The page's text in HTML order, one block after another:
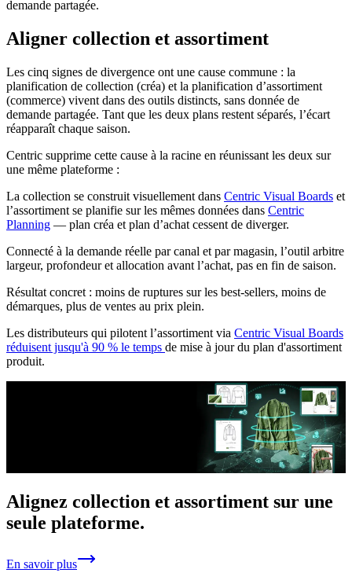
demande partagée.
Aligner collection et assortiment
Les cinq signes de divergence ont une cause commune : la
planification de collection (créa) et la planification d’assortiment
(commerce) vivent dans des outils distincts, sans donnée de
demande partagée. Tant que les deux plans restent séparés, l’écart
réapparaît chaque saison.
Centric supprime cette cause à la racine en réunissant les deux sur
une même plateforme :
La collection se construit visuellement dans Centric Visual Boards et
l’assortiment se planifie sur les mêmes données dans Centric
Planning — plan créa et plan d’achat cessent de diverger.
Connecté à la demande réelle par canal et par magasin, l’outil arbitre
largeur, profondeur et allocation avant l’achat, pas en fin de saison.
Résultat concret : moins de ruptures sur les best-sellers, moins de
démarques, plus de ventes au prix plein.
Les distributeurs qui pilotent l’assortiment via Centric Visual Boards
réduisent jusqu'à 90 % le temps de mise à jour du plan d'assortiment
produit.
Alignez collection et assortiment sur une
seule plateforme.
En savoir plus